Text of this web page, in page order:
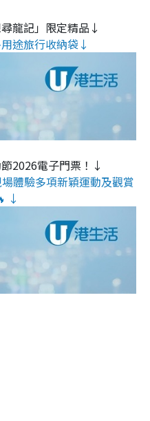
龍記」限定精品↓
途旅行收納袋↓
2026電子門票！↓
體驗多項新穎運動及觀賞
↓